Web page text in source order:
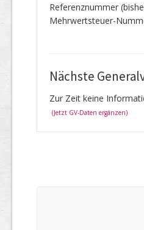
Referenznummer
Mehrwertsteuer-
Nächste
Zur Zeit keine
(Jetzt GV-Daten ergänzen)